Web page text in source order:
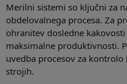
Merilni sistemi so ključni za
obdelovalnega procesa. Za
ohranitev dosledne
maksimalne produktivnosti.
uvedba procesov za
strojih.